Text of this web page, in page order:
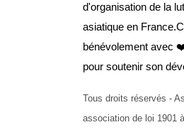
d'organisation de la
asiatique en
bénévolement avec
pour soutenir son
Tous droits réservés -
association de loi 1901